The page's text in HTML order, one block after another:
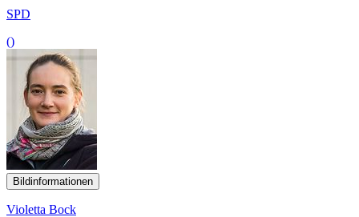
SPD
()
Bildinformationen
Violetta Bock